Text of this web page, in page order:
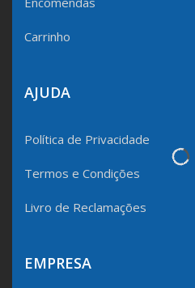
Carrinho
AJUDA
Política de Privacidade
Termos e Condições
Livro de Reclamações
EMPRESA